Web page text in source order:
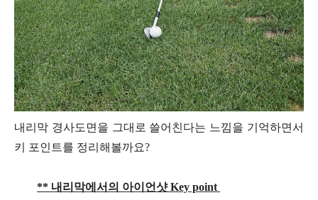
내리막 경사도면을 그대로 쓸어친다는 느낌을 기억하면서
키 포인트를 정리해볼까요?
** 내리막에서의 아이언샷 Key point